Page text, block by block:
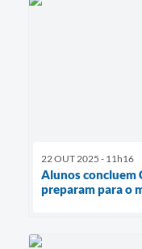
22 OUT 2025 - 11h16
Alunos concluem
preparam para o